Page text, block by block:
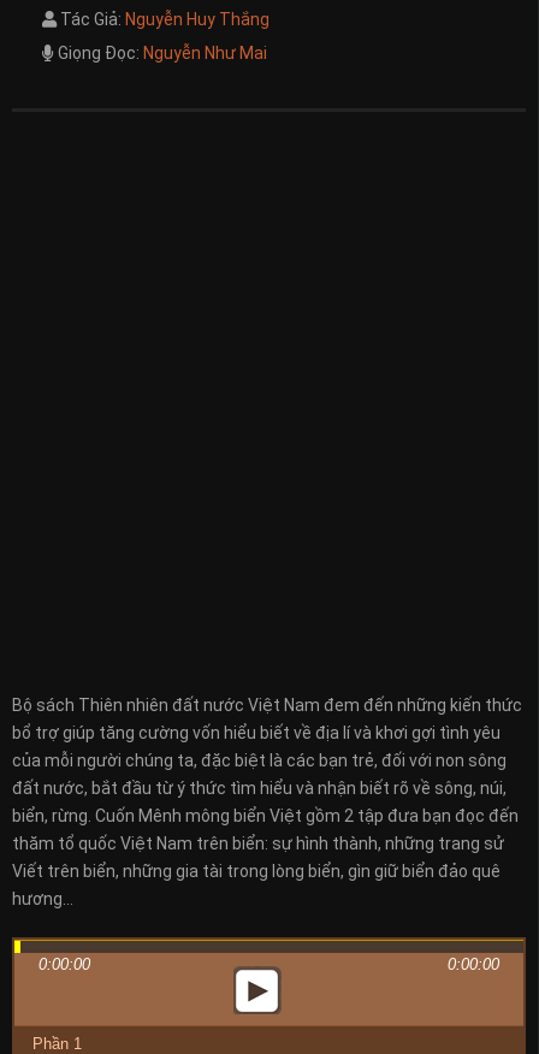
Tác Giả: Nguyễn Huy Thắng
Giọng Đọc: Nguyễn Như Mai
Bộ sách Thiên nhiên đất nước Việt Nam đem đến những kiến thức
bổ trợ giúp tăng cường vốn hiểu biết về địa lí và khơi gợi tình yêu
của mỗi người chúng ta, đặc biệt là các bạn trẻ, đối với non sông
đất nước, bắt đầu từ ý thức tìm hiểu và nhận biết rõ về sông, núi,
biển, rừng. Cuốn Mênh mông biển Việt gồm 2 tập đưa bạn đọc đến
thăm tổ quốc Việt Nam trên biển: sự hình thành, những trang sử
Viết trên biển, những gia tài trong lòng biển, gìn giữ biển đảo quê
hương…
0:00:00 0:00:00
Phần 1